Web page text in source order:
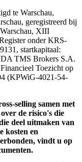
te Warschau,
geregistreerd bij
XIII
onder KRS-
startkapitaal:
TMS Brokers S.A.
Toezicht op
(KPWiG-4021-54-
selling samen met
de risico's die
deel uitmaken van
kosten en
vindt u op